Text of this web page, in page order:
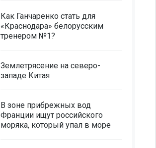
Как Ганчаренко стать для
«Краснодара» белорусским
тренером №1?
Землетрясение на северо-
западе Китая
В зоне прибрежных вод
Франции ищут российского
моряка, который упал в море